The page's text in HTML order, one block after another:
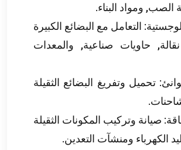
ومواد البناء.
التعامل مع البضائع الكبيرة
حاويات صناعية, والمعدات
تحميل وتفريغ البضائع الثقيلة
صيانة وتركيب المكونات الثقيلة
الكهرباء ومنشآت التعدين.